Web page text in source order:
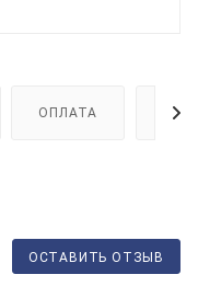
ОПЛАТА
ОСТАВИТЬ ОТЗЫВ